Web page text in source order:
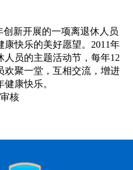
创新开展的一项离退休人员
快乐的美好愿望。2011年
人员的主题活动节，每年12
欢聚一堂，互相交流，增进
康快乐。
核